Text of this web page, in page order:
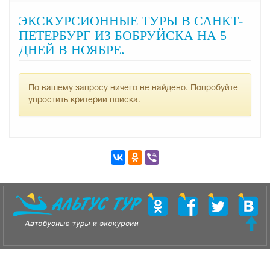
ЭКСКУРСИОННЫЕ ТУРЫ В САНКТ-
ПЕТЕРБУРГ ИЗ БОБРУЙСКА НА 5
ДНЕЙ В НОЯБРЕ.
По вашему запросу ничего не найдено. Попробуйте
упростить критерии поиска.